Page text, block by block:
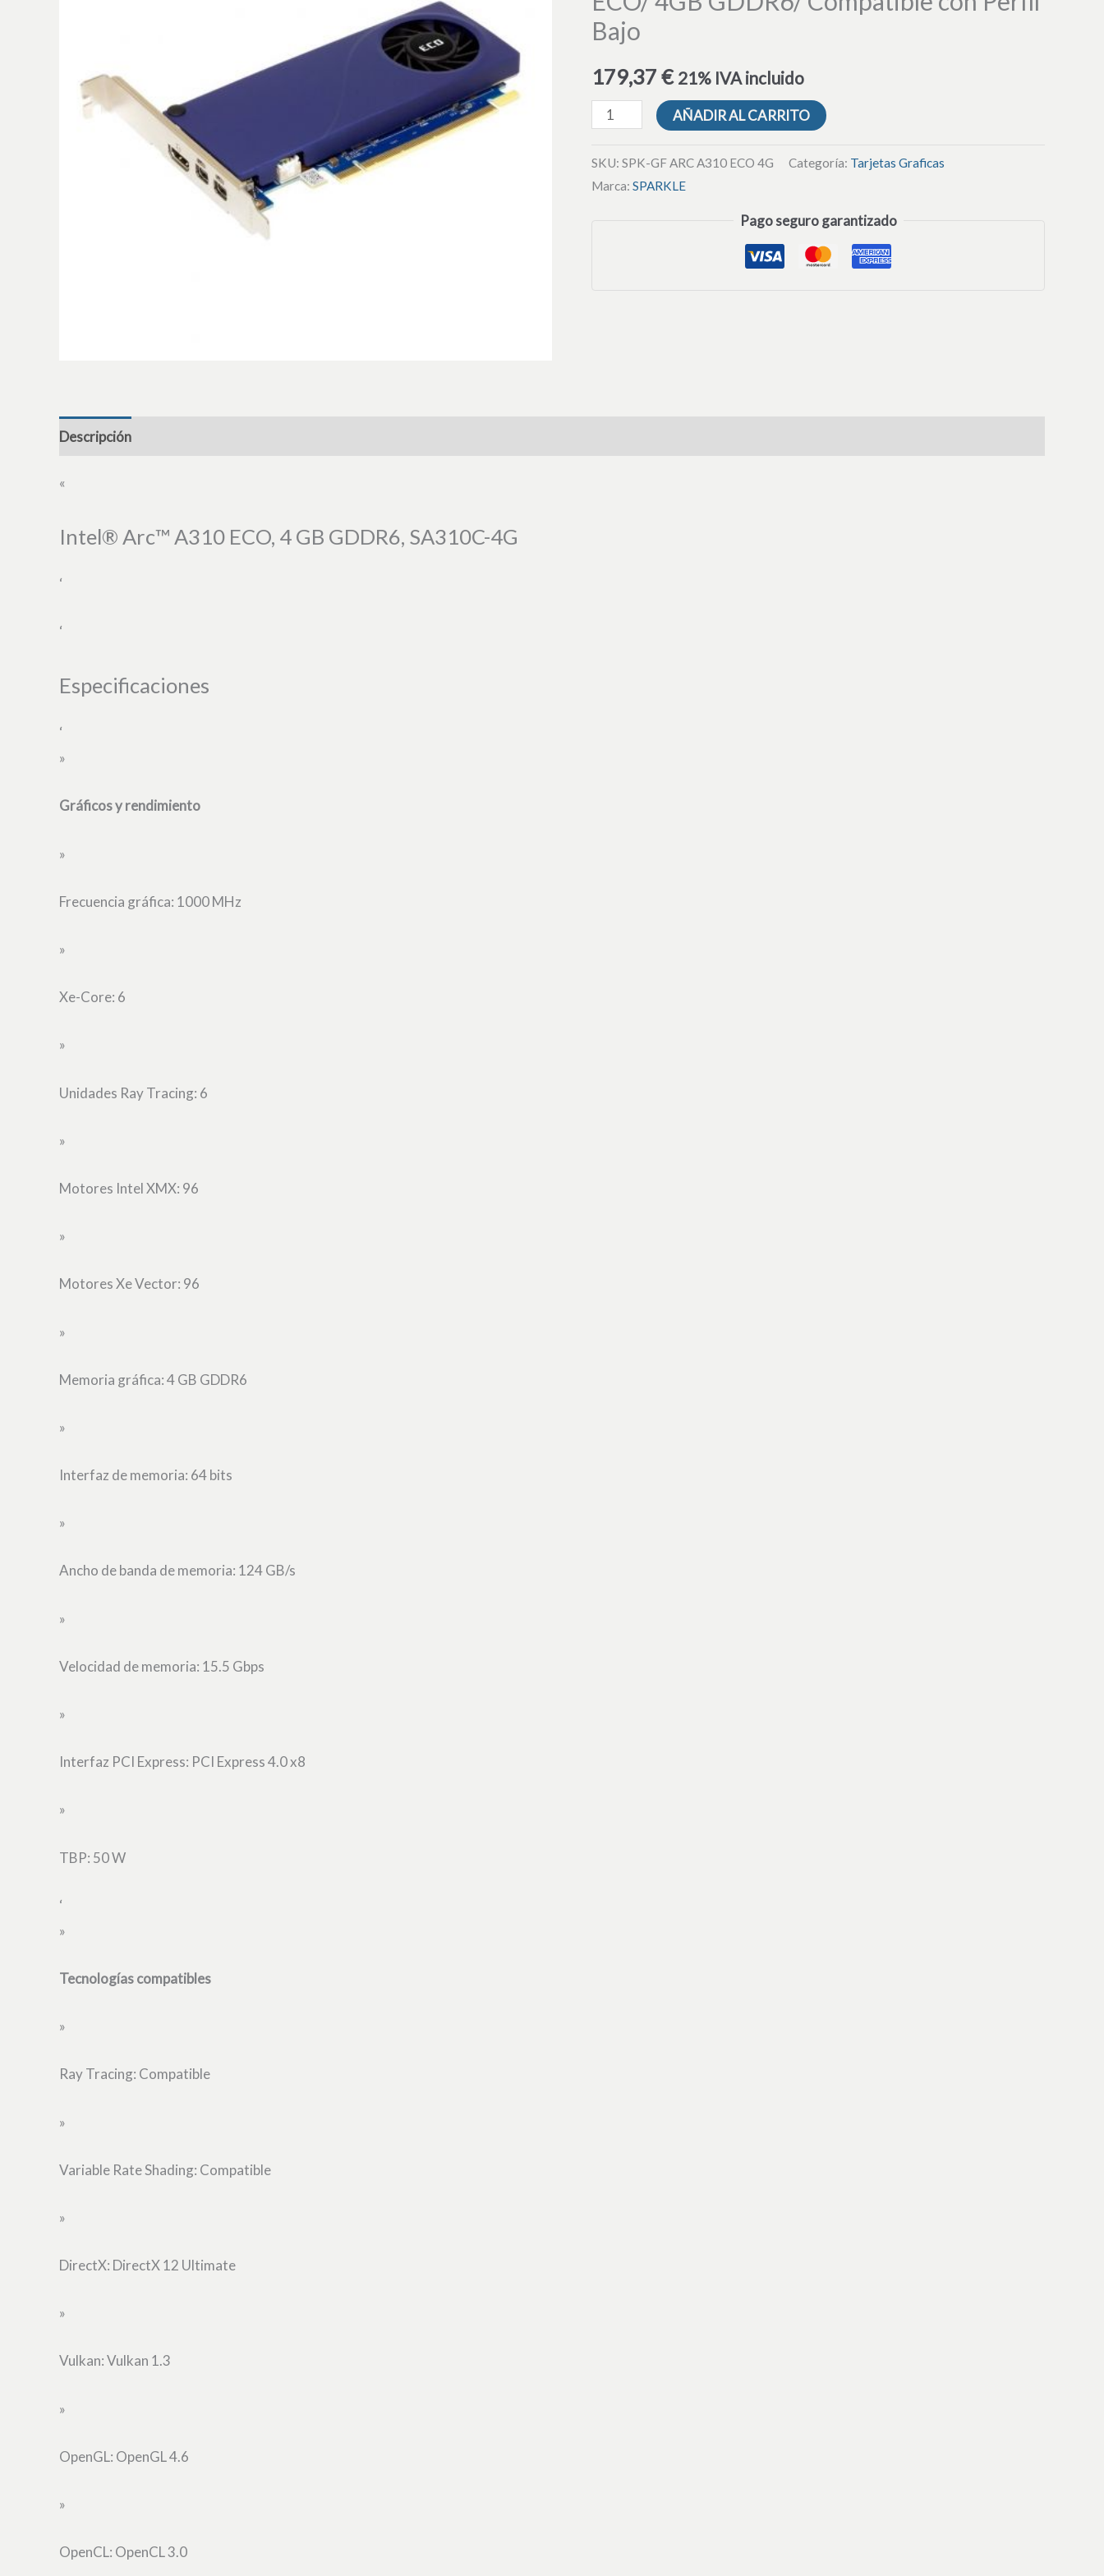
Bajo
179,37 € 21% IVA incluido
A310
ECO/
GDDR6/
Compatible
Perfil
Bajo
AÑADIR AL CARRITO
SKU: SPK-GF ARC A310 ECO 4G Categoría: Tarjetas Graficas
Marca: SPARKLE
Pago seguro garantizado
Descripción
«
Intel® Arc™ A310 ECO, 4 GB GDDR6, SA310C-4G
‘
‘
Especificaciones
‘
»
Gráficos y rendimiento
»
Frecuencia gráfica: 1000 MHz
»
Xe-Core: 6
»
Unidades Ray Tracing: 6
»
Motores Intel XMX: 96
»
Motores Xe Vector: 96
»
Memoria gráfica: 4 GB GDDR6
»
Interfaz de memoria: 64 bits
»
Ancho de banda de memoria: 124 GB/s
»
Velocidad de memoria: 15.5 Gbps
»
Interfaz PCI Express: PCI Express 4.0 x8
»
TBP: 50 W
‘
»
Tecnologías compatibles
»
Ray Tracing: Compatible
»
Variable Rate Shading: Compatible
»
DirectX: DirectX 12 Ultimate
»
Vulkan: Vulkan 1.3
»
OpenGL: OpenGL 4.6
»
OpenCL: OpenCL 3.0